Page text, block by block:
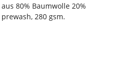
80% Baumwolle 20%
280 gsm.